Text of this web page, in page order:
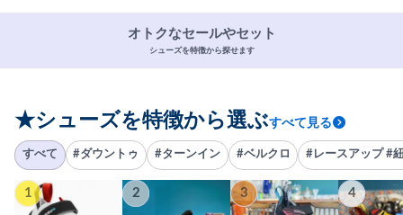
オトクなセールやセット
シューズを特徴から探せます
★シューズを特徴から選ぶすべて見る
すべて #ダウントゥ #ターンイン #ベルクロ #レースアップ #
1 2 3 4